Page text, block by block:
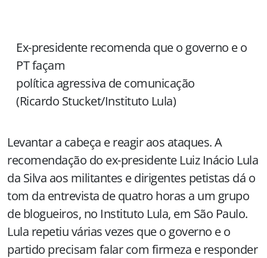
Ex-presidente recomenda que o governo e o
PT façam
política agressiva de comunicação
(Ricardo Stucket/Instituto Lula)
Levantar a cabeça e reagir aos ataques. A
recomendação do ex-presidente Luiz Inácio Lula
da Silva aos militantes e dirigentes petistas dá o
tom da entrevista de quatro horas a um grupo
de blogueiros, no Instituto Lula, em São Paulo.
Lula repetiu várias vezes que o governo e o
partido precisam falar com firmeza e responder